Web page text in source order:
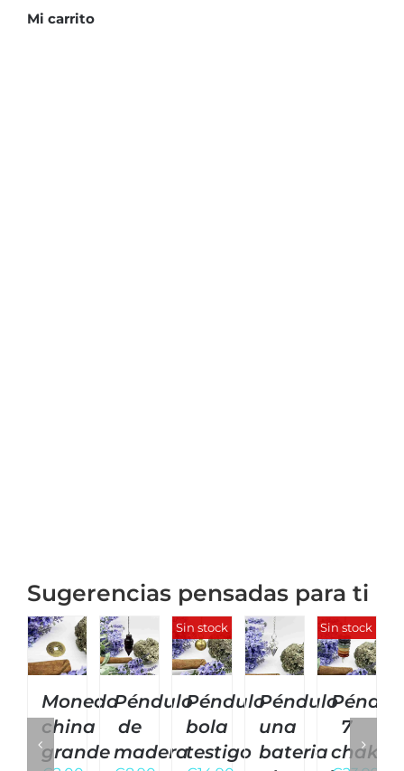
Mi carrito
Sugerencias pensadas para ti
Moneda
china
grande
Péndulo
de
madera
Sin stock
Péndulo
bola
testigo
Péndulo
una
bateria
Sin stock
7